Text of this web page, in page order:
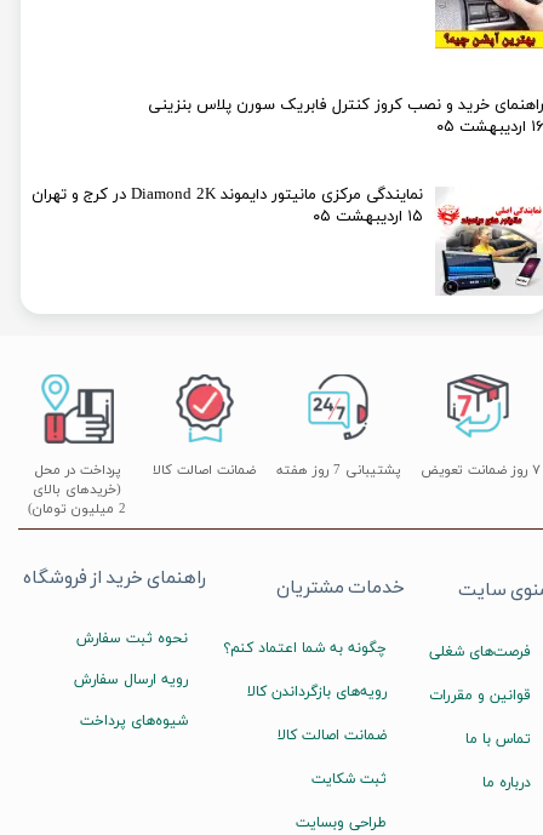
راهنمای خرید و نصب کروز کنترل فابریک سورن پلاس بنزینی
۱۶ اردیبهشت ۰۵
نمایندگی مرکزی مانیتور دایموند Diamond 2K در کرج و تهران
۱۵ اردیبهشت ۰۵
پشتیبانی 7 روز هفته
پرداخت در محل
(خریدهای بالای
2 میلیون تومان)
۷ روز ضمانت تعویض ضمانت اصالت کالا
راهنمای خرید از فروشگاه
نحوه ثبت سفارش
رویه ارسال سفارش
شیوه‌های پرداخت
خدمات مشتریان
چگونه به شما اعتماد کنم؟
رویه‌های بازگرداندن کالا
ضمانت اصالت کالا
ثبت شکایت
طراحی وبسایت
سایت
فرصت‌های شغلی
قوانین و مقررات
تماس با ما
درباره ما